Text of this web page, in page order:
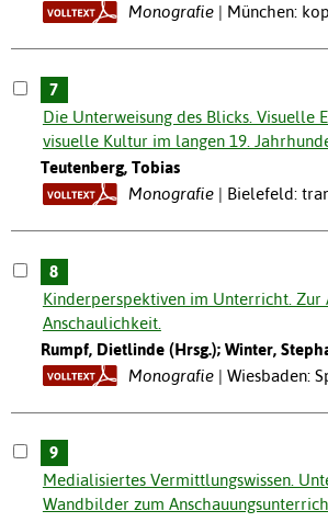
Monografie
München:
7
Die Unterweisung des Blicks. Visuelle
visuelle Kultur im langen 19.
Teutenberg, Tobias
Monografie
Bielefeld:
8
Kinderperspektiven im Unterricht. Zur
Anschaulichkeit.
Rumpf, Dietlinde (Hrsg.); Winter,
Monografie
Wiesbaden:
9
Medialisiertes Vermittlungswissen.
Wandbilder zum